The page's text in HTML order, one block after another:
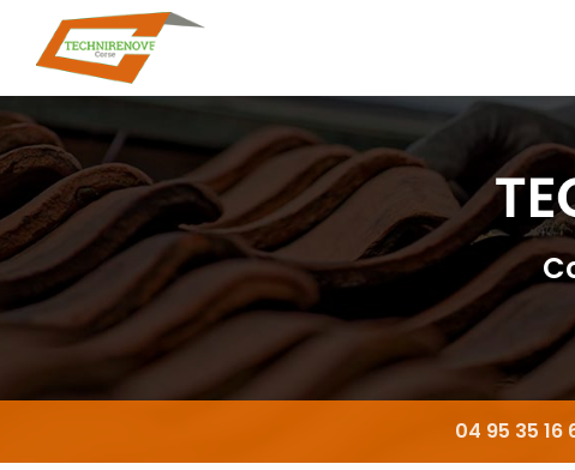
contenu
principal
04 95 35 16